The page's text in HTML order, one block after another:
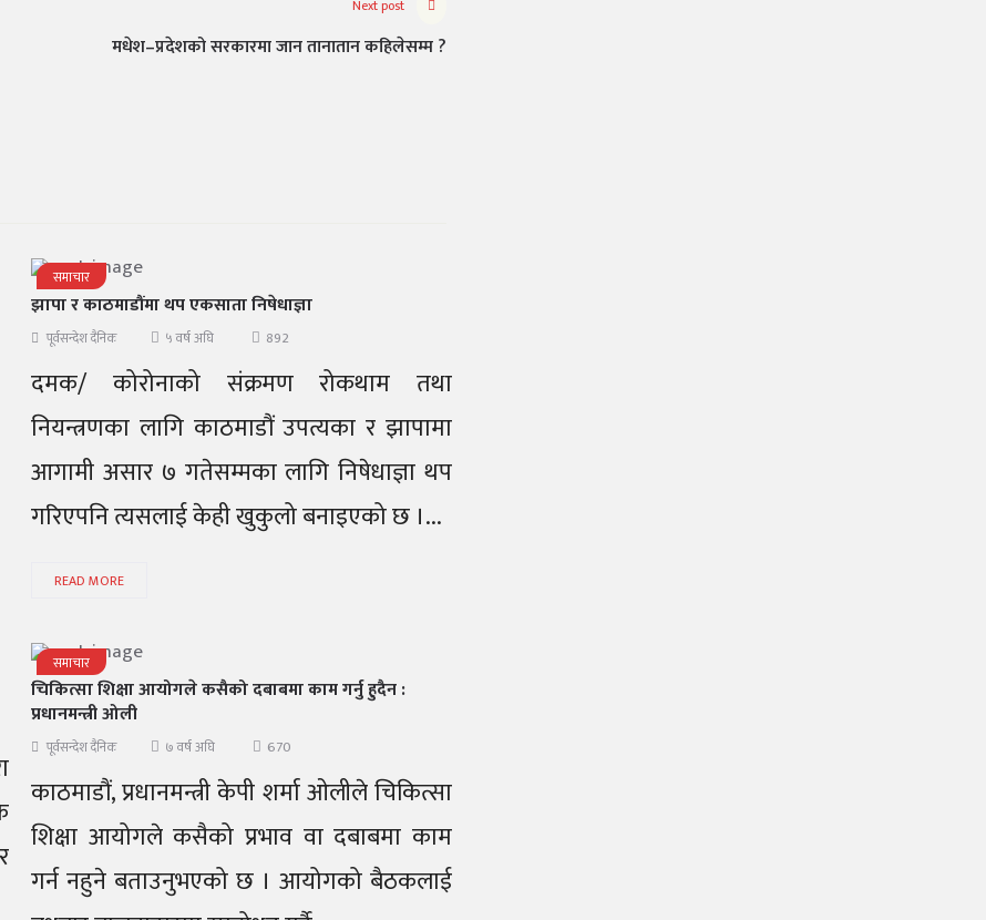
Next post
मधेश–प्रदेशको सरकारमा जान तानातान कहिलेसम्म ?
समाचार
झापा र काठमाडौंमा थप एकसाता निषेधाज्ञा
पूर्वसन्देश दैनिक ५ वर्ष अघि 892
दमक/ कोरोनाको संक्रमण रोकथाम तथा
नियन्त्रणका लागि काठमाडौं उपत्यका र झापामा
आगामी असार ७ गतेसम्मका लागि निषेधाज्ञा थप
गरिएपनि त्यसलाई केही खुकुलो बनाइएको छ ।...
READ MORE
समाचार
​चिकित्सा शिक्षा आयोगले कसैको दबाबमा काम गर्नु हुदैन :
प्रधानमन्त्री ओली
पूर्वसन्देश दैनिक ७ वर्ष अघि 670
काठमाडौं, प्रधानमन्त्री केपी शर्मा ओलीले चिकित्सा
शिक्षा आयोगले कसैको प्रभाव वा दबाबमा काम
गर्न नहुने बताउनुभएको छ । आयोगको बैठकलाई